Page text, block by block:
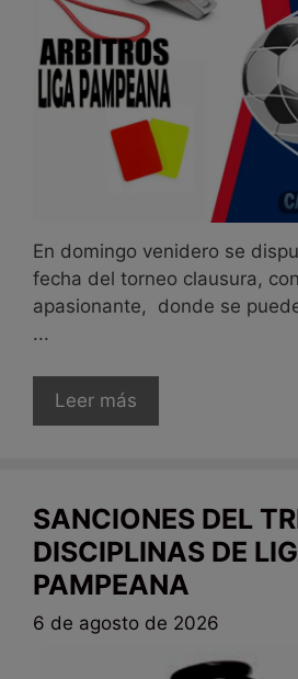
En domingo venidero se
fecha del torneo clausura,
apasionante, donde se
...
Leer más
SANCIONES DEL
DISCIPLINAS DE
PAMPEANA
6 de agosto de 2026